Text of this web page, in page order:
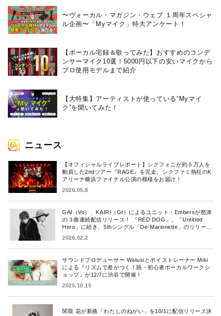
〜ヴォーカル・マガジン・ウェブ １周年スペシャ
ル企画〜「Myマイク」特大アンケート！
【ボーカル宅録＆歌ってみた】おすすめのコンデ
ンサーマイク10選！5000円以下の安いマイクから
プロ使用モデルまで紹介
【大特集】アーティストが使っている“Myマイ
ク”を聞いてみた！
ニュース
【オフィシャルライブレポート】シクフォニが約５万人を
動員した2ndツアー『RAGE』を完走。シクファミ熱狂のK
アリーナ横浜ファイナル公演の模様をお届け！
2026.05.8
GAI（Vo）、KAIRI（Gt）によるユニット・Embersが怒涛
の３曲連続配信リリース！ 「RED DOG」、「Untitled
Hero」に続き、5thシングル「De-Marionette」のリリース
2026.02.2
サウンドプロデューサー Watusiとボイストレーナー Miki
による『リズムで差がつく！脱・初心者ボーカルワークシ
ョップ』が12/7に渋谷で開催！
2025.10.15
関取 花が新曲「わたしのねがい」を10/1に配信リリース決